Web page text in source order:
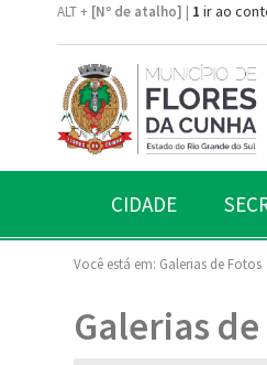
ALT + [Nº de atalho] | 1 ir ao
CIDADE
Você está em: Galerias de Fotos
Galerias